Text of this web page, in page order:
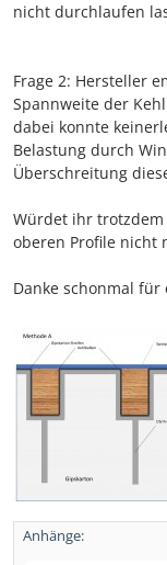
nicht durchlaufen
Frage 2: Hersteller
Spannweite der
dabei konnte
Belastung durch
Überschreitung
Würdet ihr trotzdem
oberen Profile nicht
Danke schonmal für
Anhänge: